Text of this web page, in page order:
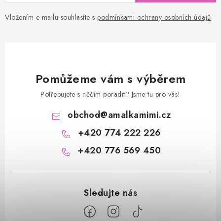
Vložením e-mailu souhlasíte s podmínkami ochrany osobních údajů
Pomůžeme vám s výběrem
Potřebujete s něčím poradit? Jsme tu pro vás!
obchod@amalkamimi.cz
+420 774 222 226
+420 776 569 450